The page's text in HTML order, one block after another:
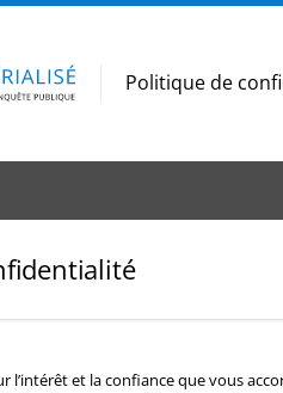
Politique de
l’intérêt et la confiance que vous